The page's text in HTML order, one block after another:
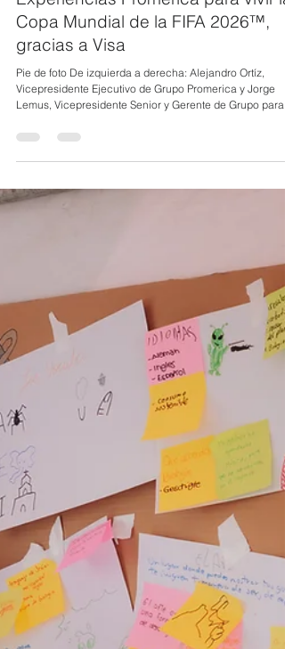
6 jul
PRODUBANCO, Grupo Promerica
con el primer vuelo privado de
Experiencias Promerica para vivir la
Copa Mundial de la FIFA 2026™,
gracias a Visa
Lemus, Vicepresidente Senior y Gerente de Grupo para
Visa Caribe y Centro América. ● En el marco de los 10
años de Experiencias Promerica, clientes de
viajaron en una aeronave exclusiva a la capital
para disfrutar una experiencia que combina fútbol,
y banca cercana. En el marco de la celebración de sus
años de Experiencias Promerica, G